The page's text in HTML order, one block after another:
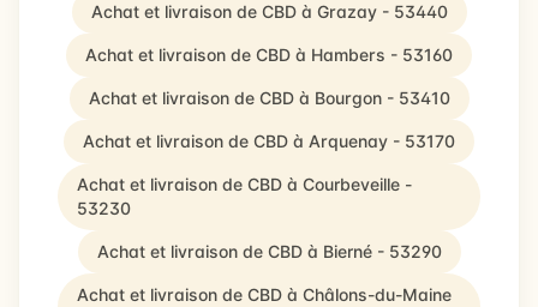
Achat et livraison de CBD à Grazay - 53440
Achat et livraison de CBD à Hambers - 53160
Achat et livraison de CBD à Bourgon - 53410
Achat et livraison de CBD à Arquenay - 53170
Achat et livraison de CBD à Courbeveille -
53230
Achat et livraison de CBD à Bierné - 53290
Achat et livraison de CBD à Châlons-du-Maine